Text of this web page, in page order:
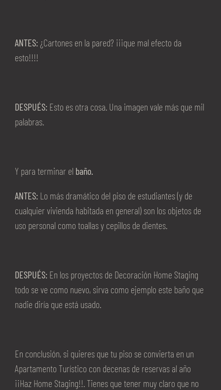
ANTES: ¿Cartones en la pared? ¡¡¡que mal efecto da
esto!!!!
DESPUÉS: Esto es otra cosa. Una imagen vale más que mil
palabras.
Y para terminar el baño.
ANTES: Lo más dramático del piso de estudiantes (y de
cualquier vivienda habitada en general) son los objetos de
uso personal como toallas y cepillos de dientes.
DESPUÉS: En los proyectos de Decoración Home Staging
todo se ve como nuevo, sirva como ejemplo este baño que
nadie diría que está usado.
En conclusión, si quieres que tu piso se convierta en un
Apartamento Turístico con decenas de reservas al año
¡¡Haz Home Staging!!. Tienes que tener muy claro que no